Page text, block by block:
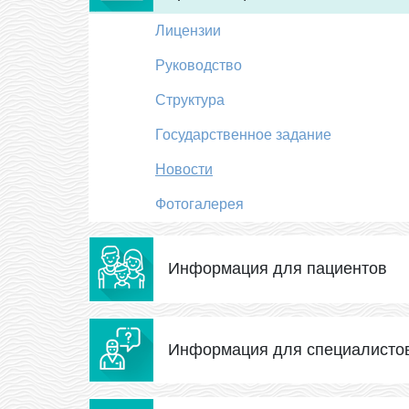
Лицензии
Руководство
Структура
Государственное задание
Новости
Фотогалерея
Информация для пациентов
Информация для